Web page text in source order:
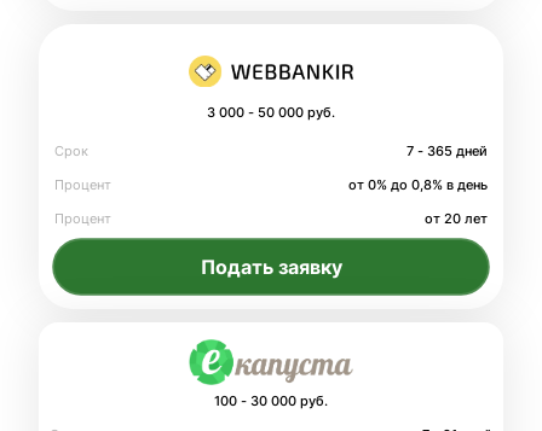
3 000 - 50 000 руб.
Срок
7 - 365 дней
Процент
от 0% до 0,8% в день
Процент
от 20 лет
Подать заявку
100 - 30 000 руб.